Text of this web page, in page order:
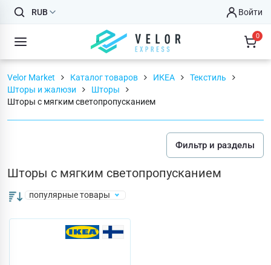
RUB Войти
0
Velor Market Каталог товаров ИКЕА
Текстиль
Шторы и жалюзи
Шторы
Шторы с мягким светопропусканием
Фильтр и разделы
Шторы с мягким светопропусканием
популярные товары